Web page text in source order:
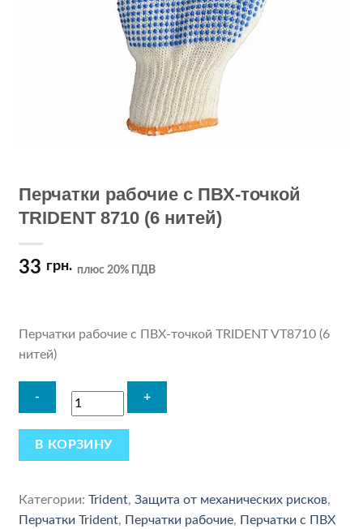
Перчатки рабочие c ПВХ-точкой
TRIDENT 8710 (6 нитей)
33 грн. плюс 20% ПДВ
Перчатки рабочие c ПВХ-точкой TRIDENT VT8710 (6
нитей)
В КОРЗИНУ
Категории:Trident,Защита от механических рисков,
Перчатки Trident, Перчатки рабочие, Перчатки с ПВХ